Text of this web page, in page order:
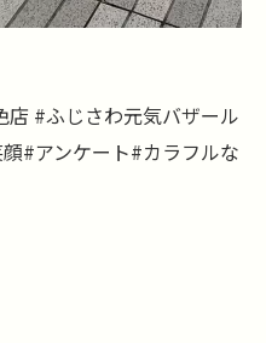
#ふじさわ元気バザール
#アンケート#カラフルな